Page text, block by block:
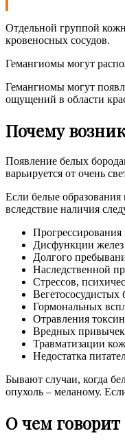
Отдельной группой
кровеносных сосудов.
Гемангиомы могут
Гемангиомы могут
ощущений в области
Почему
Появление белых
варьируется от очень
Если белые образования
вследствие наличия
Прогрессирования
Дисфункции желез
Долгого
Наследственной
Стрессов,
Вегетососудистых
Гормональных
Отравления
Вредных
Травматизации
Недостатка
Бывают случаи, когда
опухоль – меланому.
О чем